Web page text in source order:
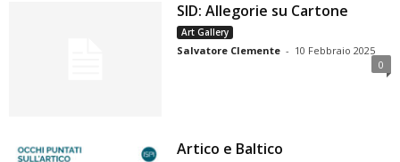
SID: Allegorie su Cartone
Art Gallery
Salvatore Clemente - 10 Febbraio 2025
0
Artico e Baltico